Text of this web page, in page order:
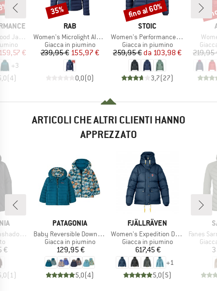
Jacket
ridotto
€
+3
(4)
MARCHIO
RAB
Articolo
Women's Microlight Alpine Jacket Exclusive
Gruppo di prodotti
Giacca in piumino
Prezzo
239,95 €Prezzo ridotto
155,97 €
0,0(0)
Sconto
35%
MARCHIO
STOIC
Articolo
Women's PerformanceDown SalmiSt. Jacket with Hood
Gruppo di prodotti
Giacca in piumino
Prezzo
259,95 € Prezzo ridotto
da 103,98 €
3,7(27)
Sconto
fino al 60%
219,95
ARTICOLI CHE ALTRI CLIENTI HANNO
APPREZZATO
Parka
prodotti
€
(1)
MARCHIO
PATAGONIA
Articolo
Baby Reversible Down Sweater Hoody
Gruppo di prodotti
Giacca in piumino
Prezzo
129,95 €
5,0(4)
MARCHIO
FJÄLLRÄVEN
Articolo
Women's Expedition Down Lite Jacket
Gruppo di prodotti
Giacca in piumino
Prezzo
617,45 €
+1
5,0(5)
Articolo
Fanes Sarner